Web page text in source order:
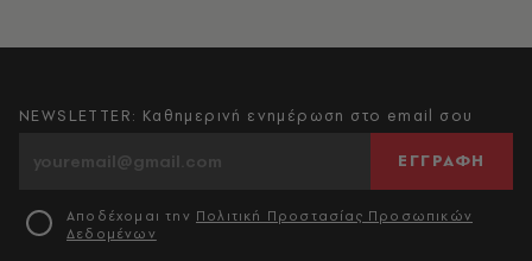
NEWSLETTER: Καθημερινή ενημέρωση στο email σου
ΕΓΓΡΑΦΗ
Αποδέχομαι την Πολιτική Προστασίας Προσωπικών
Δεδομένων